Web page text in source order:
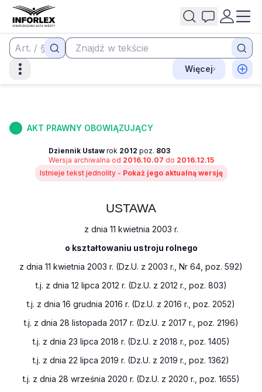
Więcej
AKT PRAWNY OBOWIĄZUJĄCY
Dziennik Ustawrok 2012 poz. 803
Wersja archiwalna od 2016.10.07 do 2016.12.15
Istnieje tekst jednolity - Pokaż jego aktualną wersję
USTAWA
z dnia 11 kwietnia 2003 r.
o kształtowaniu ustroju rolnego
z dnia 11 kwietnia 2003 r. (Dz.U. z 2003 r., Nr 64, poz. 592)
t.j. z dnia 12 lipca 2012 r. (Dz.U. z 2012 r., poz. 803)
t.j. z dnia 16 grudnia 2016 r. (Dz.U. z 2016 r., poz. 2052)
t.j. z dnia 28 listopada 2017 r. (Dz.U. z 2017 r., poz. 2196)
t.j. z dnia 23 lipca 2018 r. (Dz.U. z 2018 r., poz. 1405)
t.j. z dnia 22 lipca 2019 r. (Dz.U. z 2019 r., poz. 1362)
t.j. z dnia 28 września 2020 r. (Dz.U. z 2020 r., poz. 1655)